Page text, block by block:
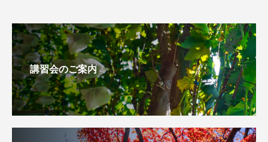
講習会のご案内